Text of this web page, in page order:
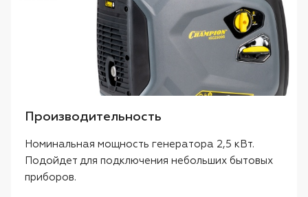
Производительность
Номинальная мощность генератора 2,5 кВт.
Подойдет для подключения небольших бытовых
приборов.